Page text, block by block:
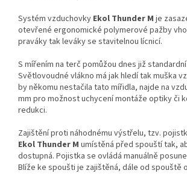
Systém vzduchovky Ekol Thunder M je
otevřené ergonomické polymerové pažby
praváky tak leváky se stavitelnou lícnicí.
S mířením na terč pomůžou dnes již
Světlovoudné vlákno má jak hledí tak muška
by někomu nestačila tato mířidla, najde na
mm pro možnost uchycení montáže optiky či
redukci.
Zajištění proti náhodnému výstřelu, tzv.
Ekol Thunder M umístěná před spouští tak,
dostupná. Pojistka se ovládá manuálně
Blíže ke spoušti je zajištěná, dále od spouště